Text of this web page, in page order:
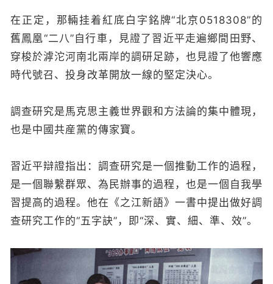
在正定，那輛挂着紅底白字銘牌“北京0518308”的
舊鳳凰“二八”自行車，見證了習近平走遍鄉間田野、
穿梭於滹沱河南北兩岸的調研足跡，也見證了他響應
時代號召、投身改革開放一線的堅定決心。
調查研究是馬克思主義世界觀和方法論的集中體現，
也是中國共産黨的傳家寶。
習近平辯證指出：調查研究是一個推動工作的過程，
是一個聯繫群眾、為民辦事的過程，也是一個自我學
習提高的過程。他在《之江新語》一書中提出做好調
查研究工作的“五字訣”，即“深、實、細、準、效”。